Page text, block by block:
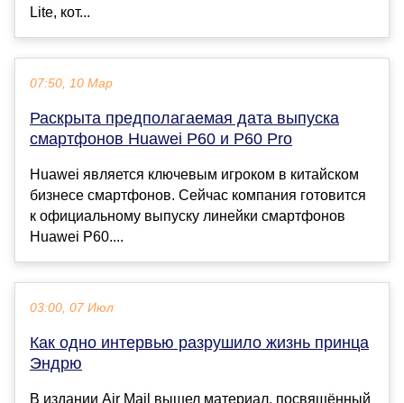
Lite, кот...
07:50, 10 Мар
Раскрыта предполагаемая дата выпуска
смартфонов Huawei P60 и P60 Pro
Huawei является ключевым игроком в китайском
бизнесе смартфонов. Сейчас компания готовится
к официальному выпуску линейки смартфонов
Huawei P60....
03:00, 07 Июл
Как одно интервью разрушило жизнь принца
Эндрю
В издании Air Mail вышел материал, посвящённый